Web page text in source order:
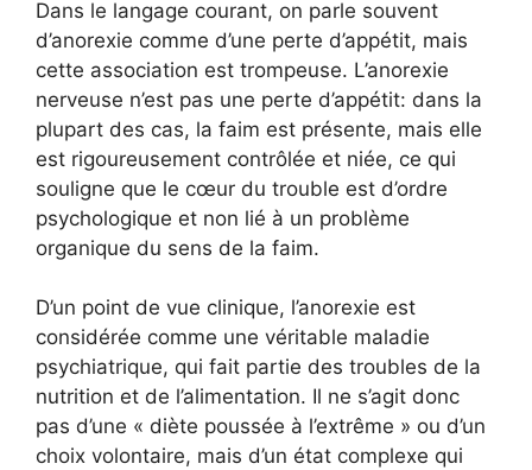
Dans le langage courant, on parle souvent
d’anorexie comme d’une perte d’appétit, mais
cette association est trompeuse. L’anorexie
nerveuse n’est pas une perte d’appétit: dans la
plupart des cas, la faim est présente, mais elle
est rigoureusement contrôlée et niée, ce qui
souligne que le cœur du trouble est d’ordre
psychologique et non lié à un problème
organique du sens de la faim.
D’un point de vue clinique, l’anorexie est
considérée comme une véritable maladie
psychiatrique, qui fait partie des troubles de la
nutrition et de l’alimentation. Il ne s’agit donc
pas d’une « diète poussée à l’extrême » ou d’un
choix volontaire, mais d’un état complexe qui